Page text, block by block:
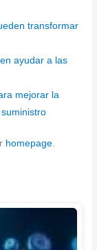
transformar
ayudar a las
mejorar la
homepage.